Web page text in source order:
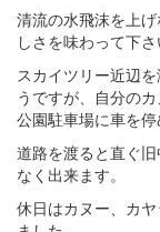
清流の水飛沫を上
しさを味わって下さ
スカイツリー近辺
うですが、自分の
公園駐車場に車を停
道路を渡ると直ぐ
なく出来ます。
休日はカヌー、カ